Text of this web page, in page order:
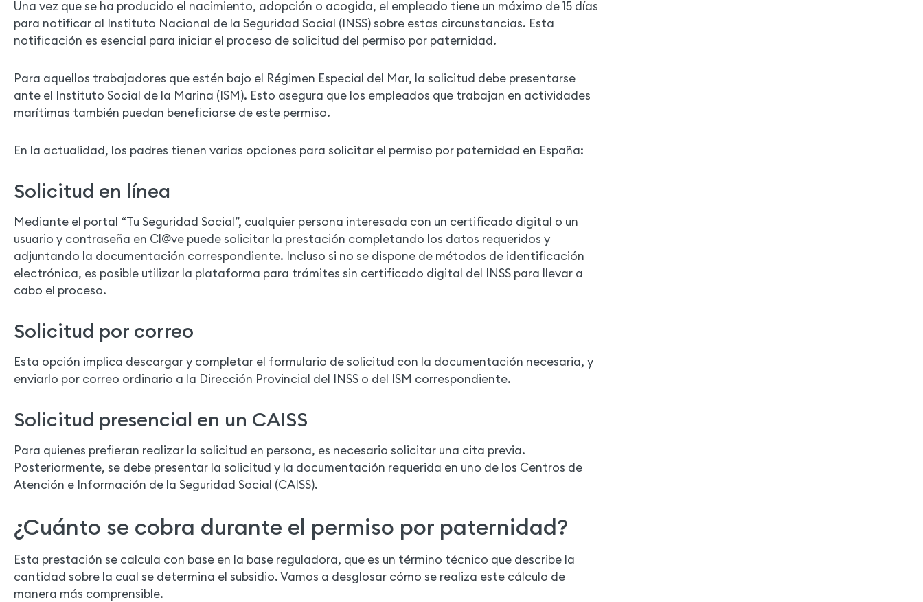
Una vez que se ha producido el nacimiento, adopción o acogida, el empleado tiene un máximo de 15 días
para notificar al Instituto Nacional de la Seguridad Social (INSS) sobre estas circunstancias. Esta
notificación es esencial para iniciar el proceso de solicitud del permiso por paternidad.
Para aquellos trabajadores que estén bajo el Régimen Especial del Mar, la solicitud debe presentarse
ante el Instituto Social de la Marina (ISM). Esto asegura que los empleados que trabajan en actividades
marítimas también puedan beneficiarse de este permiso.
En la actualidad, los padres tienen varias opciones para solicitar el permiso por paternidad en España:
Solicitud en línea
Mediante el portal “Tu Seguridad Social”, cualquier persona interesada con un certificado digital o un
usuario y contraseña en Cl@ve puede solicitar la prestación completando los datos requeridos y
adjuntando la documentación correspondiente. Incluso si no se dispone de métodos de identificación
electrónica, es posible utilizar la plataforma para trámites sin certificado digital del INSS para llevar a
cabo el proceso.
Solicitud por correo
Esta opción implica descargar y completar el formulario de solicitud con la documentación necesaria, y
enviarlo por correo ordinario a la Dirección Provincial del INSS o del ISM correspondiente.
Solicitud presencial en un CAISS
Para quienes prefieran realizar la solicitud en persona, es necesario solicitar una cita previa.
Posteriormente, se debe presentar la solicitud y la documentación requerida en uno de los Centros de
Atención e Información de la Seguridad Social (CAISS).
¿Cuánto se cobra durante el permiso por paternidad?
Esta prestación se calcula con base en la base reguladora, que es un término técnico que describe la
cantidad sobre la cual se determina el subsidio. Vamos a desglosar cómo se realiza este cálculo de
manera más comprensible.